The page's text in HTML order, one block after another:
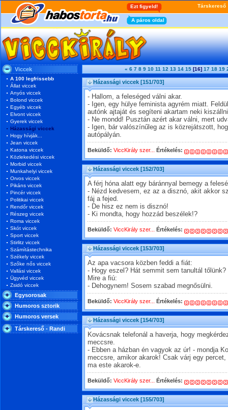
Viccek
A 100 legfrissebb
Állat viccek
Anyós viccek
Bolond viccek
Egyéb viccek
Elvont viccek
Gyerek viccek
Házassági viccek
Hogy hívják...
Jean viccek
Katona viccek
Közlekedési viccek
Morbid viccek
Munkahelyi viccek
Orvos viccek
Pikáns viccek
Pincér viccek
Politikai viccek
Rendőr viccek
Részeg viccek
Roma viccek
Skót viccek
Sport viccek
Stirlitz viccek
Számítástechnika
Székely viccek
Szőke nős viccek
Vallási viccek
Ügyvéd viccek
Zsidó viccek
Egysorosak
Humoros sztorik
Humoros versek
Társkereső - Randi
« 6 7 8 9 10 11 12 13 14 15 [16] 17 18 19
Házassági viccek [151/703]
- Hallom, a feleséged válni akar.
- Igen, egy hülye feminista agyrém miatt.
autónk ajtaját és segíteni akartam neki
- Ne mondd! Pusztán azért akar válni, mert
- Igen, bár valószínűleg az is közrejátszott,
autópályán.
Beküldő: ViccKirály szer... Értékelés:
Házassági viccek [152/703]
A férj hóna alatt egy báránnyal bemegy a
- Nézd kedvesem, ez az a disznó, akit akkor
fáj a fejed.
- De hisz ez nem is disznó!
- Ki mondta, hogy hozzád beszélek!?
Beküldő: ViccKirály szer... Értékelés:
Házassági viccek [153/703]
Az apa vacsora közben feddi a fiát:
- Hogy eszel? Hát semmit sem tanultál tőlünk?
Mire a fiú:
- Dehogynem! Sosem szabad megnősülni.
Beküldő: ViccKirály szer... Értékelés:
Házassági viccek [154/703]
Kovácsnak telefonál a haverja, hogy
meccsre.
- Ebben a házban én vagyok az úr! - mondja
meccsre, amikor akarok! Csak várj egy
ma este akarok-e.
Beküldő: ViccKirály szer... Értékelés:
Házassági viccek [155/703]